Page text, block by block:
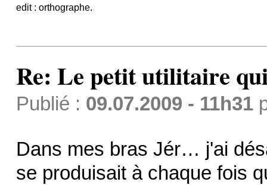
edit : orthographe.
Re: Le petit utilitaire
Publié : 09.07.2009 - 11h31
Dans mes bras Jér… j'ai
se produisait à chaque fois